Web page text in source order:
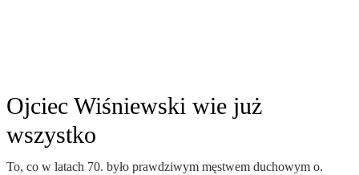
Ojciec Wiśniewski wie już
wszystko
To, co w latach 70. było prawdziwym męstwem duchowym o.